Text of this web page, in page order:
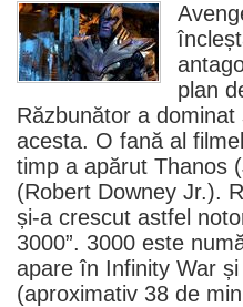
plan
Răzbunător a
acesta. O fană al
timp a apărut Thanos (
(Robert Downey Jr.).
și-a crescut astfel
3000”. 3000 este
apare în Infinity War
(aproximativ 38 de